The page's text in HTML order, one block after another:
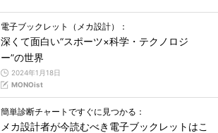
電子ブックレット（メカ設計）：
深くて面白い“スポーツ×科学・テクノロジ
ー”の世界
2024年1月18日
MONOist
簡単診断チャートですぐに見つかる：
メカ設計者が今読むべき電子ブックレットはこ